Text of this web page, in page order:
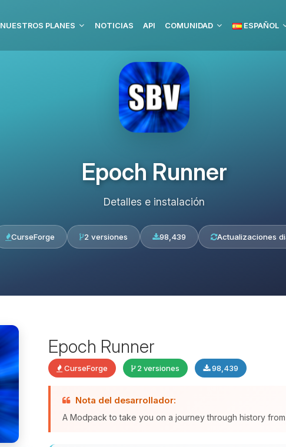
NUESTROS PLANES NOTICIAS API COMUNIDAD ESPAÑOL
Epoch Runner
Detalles e instalación
CurseForge 2 versiones 98,439 Actualizaciones
Epoch Runner
CurseForge 2 versiones 98,439
Nota del desarrollador:
A Modpack to take you on a journey through history